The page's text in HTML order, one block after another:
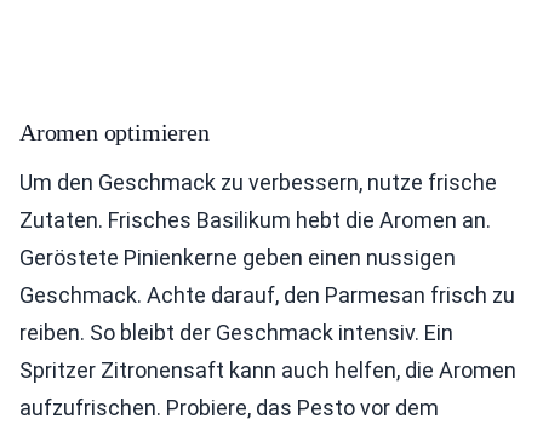
Aromen optimieren
Um den Geschmack zu verbessern, nutze frische
Zutaten. Frisches Basilikum hebt die Aromen an.
Geröstete Pinienkerne geben einen nussigen
Geschmack. Achte darauf, den Parmesan frisch zu
reiben. So bleibt der Geschmack intensiv. Ein
Spritzer Zitronensaft kann auch helfen, die Aromen
aufzufrischen. Probiere, das Pesto vor dem